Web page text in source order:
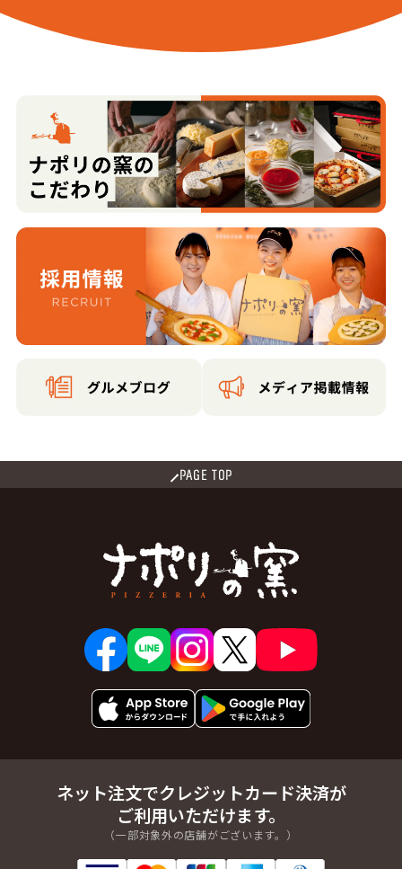
PAGE TOP
ネット注文でクレジットカード決済が
ご利用いただけます。
（一部対象外の店舗がございます。）